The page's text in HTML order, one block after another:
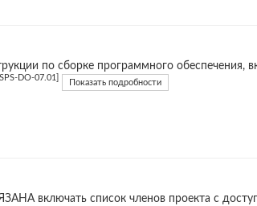
по сборке программного обеспечения,
DO-07.01] Показать подробности
включать список членов проекта с